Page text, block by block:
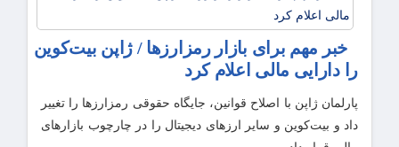
خبر مهم برای بازار رمزارزها / ژاپن بیت‌کوین
را دارایی مالی اعلام کرد
پارلمان ژاپن با اصلاح قوانین، جایگاه حقوقی رمزارزها را تغییر
داد و بیت‌کوین و سایر ارزهای دیجیتال را در چارچوب بازارهای